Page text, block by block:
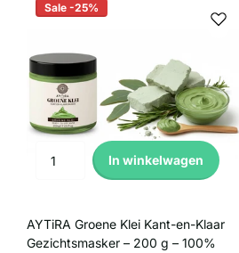
Sale -25%
In winkelwagen
AYTiRA Groene Klei Kant-en-Klaar
Gezichtsmasker – 200 g – 100%